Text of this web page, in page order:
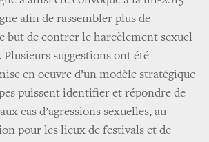
afin de rassembler plus de
but de contrer le harcèlement sexuel
suggestions ont été
en oeuvre d’un modèle stratégique
puissent identifier et répondre de
cas d’agressions sexuelles, au
pour les lieux de festivals et de